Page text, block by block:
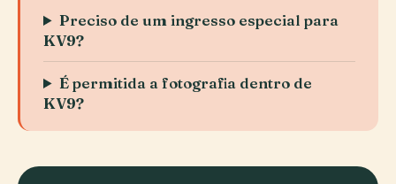
Preciso de um ingresso especial para
KV9?
É permitida a fotografia dentro de
KV9?